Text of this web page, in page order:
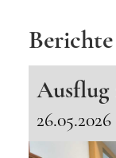
Berichte
26.05.2026